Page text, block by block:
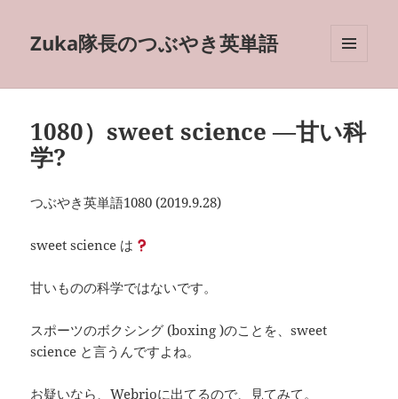
Zuka隊長のつぶやき英単語
ーとウ
ット
1080）sweet science —甘い科
学?
つぶやき英単語1080 (2019.9.28)
sweet science は
甘いものの科学ではないです。
スポーツのボクシング (boxing )のことを、sweet
science と言うんですよね。
お疑いなら、Webrioに出てるので、見てみて。